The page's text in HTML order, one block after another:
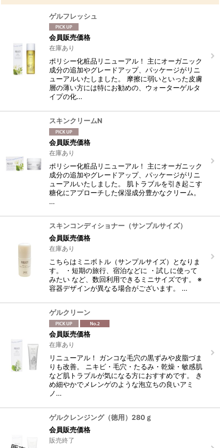
ゲルフレッシュ
会員販売価格
在庫あり
ポリシー化粧品リニューアル！ 主にオーガニック
成分の追加やグレードアップ、パッケージがリニ
ューアルいたしました。 摩擦に弱いといった皮膚
層の薄い方には特にお勧めの、ウォーターゲルタ
イプの化…
スキンクリームN
会員販売価格
在庫あり
ポリシー化粧品リニューアル！ 主にオーガニック
成分の追加やグレードアップ、パッケージがリニ
ューアルいたしました。 肌トラブルを引き起こす
糖化にアプローチした保湿成分豊かなクリーム。
…
スキンコンディショナー（サンプルサイズ）
会員販売価格
在庫あり
こちらはミニボトル（サンプルサイズ）となりま
す。 ・短期の旅行、宿泊などに ・試しに使って
みたい など、数回利用できるミニサイズです。 ※
容器デザインが異なる場合がございます。 …
ゲルクリーン
会員販売価格
在庫あり
リニューアル！ ガンコな毛穴の黒ずみや皮脂づま
りも改善。 ニキビ・毛穴・たるみ・乾燥・敏感肌
など肌トラブルが気になる方におすすめです。 き
め細やかでメレンゲのような泡立ちの良いアミ
ノ…
ゲルクレンジング（徳用）280ｇ
会員販売価格
販売終了